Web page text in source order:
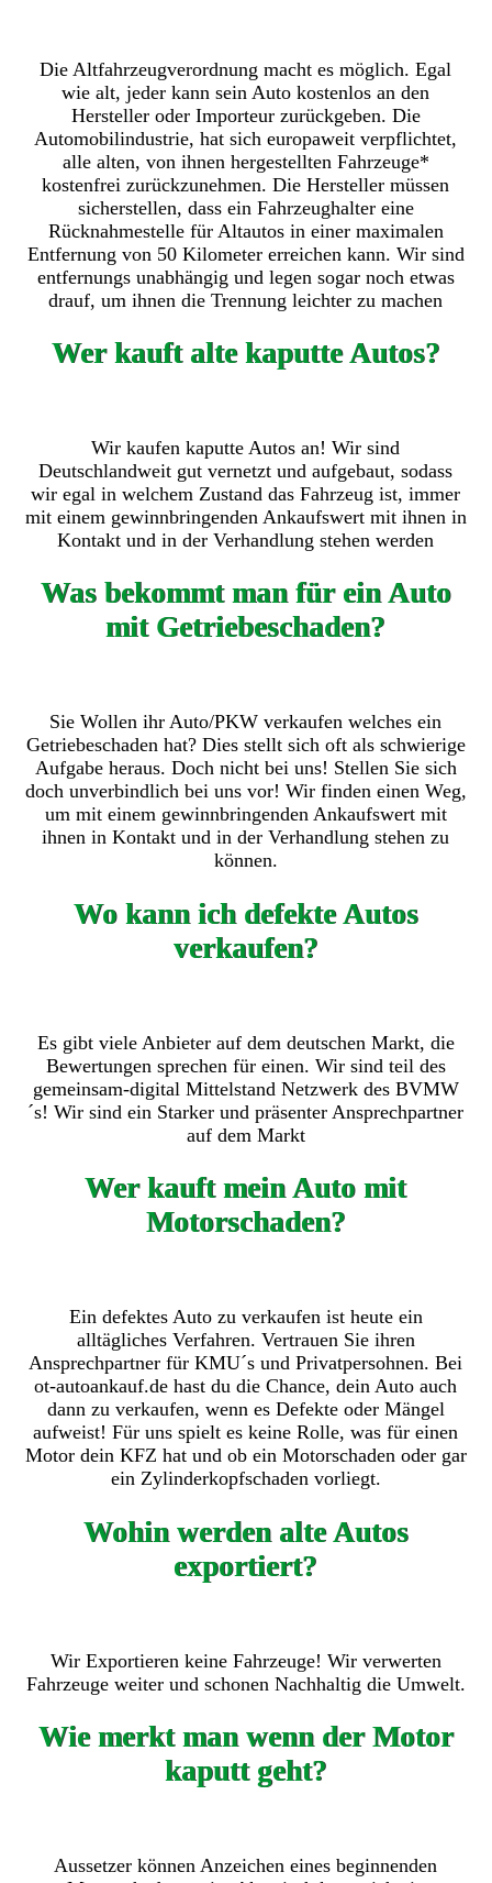
Die Altfahrzeugverordnung macht es möglich. Egal
wie alt, jeder kann sein Auto kostenlos an den
Hersteller oder Importeur zurückgeben. Die
Automobilindustrie, hat sich europaweit verpflichtet,
alle alten, von ihnen hergestellten Fahrzeuge*
kostenfrei zurückzunehmen. Die Hersteller müssen
sicherstellen, dass ein Fahrzeughalter eine
Rücknahmestelle für Altautos in einer maximalen
Entfernung von 50 Kilometer erreichen kann. Wir sind
entfernungs unabhängig und legen sogar noch etwas
drauf, um ihnen die Trennung leichter zu machen
Wer kauft alte kaputte Autos?
Wir kaufen kaputte Autos an! Wir sind
Deutschlandweit gut vernetzt und aufgebaut, sodass
wir egal in welchem Zustand das Fahrzeug ist, immer
mit einem gewinnbringenden Ankaufswert mit ihnen in
Kontakt und in der Verhandlung stehen werden
Was bekommt man für ein Auto
mit Getriebeschaden?
Sie Wollen ihr Auto/PKW verkaufen welches ein
Getriebeschaden hat? Dies stellt sich oft als schwierige
Aufgabe heraus. Doch nicht bei uns! Stellen Sie sich
doch unverbindlich bei uns vor! Wir finden einen Weg,
um mit einem gewinnbringenden Ankaufswert mit
ihnen in Kontakt und in der Verhandlung stehen zu
können.
Wo kann ich defekte Autos
verkaufen?
Es gibt viele Anbieter auf dem deutschen Markt, die
Bewertungen sprechen für einen. Wir sind teil des
gemeinsam-digital Mittelstand Netzwerk des BVMW
´s! Wir sind ein Starker und präsenter Ansprechpartner
auf dem Markt
Wer kauft mein Auto mit
Motorschaden?
Ein defektes Auto zu verkaufen ist heute ein
alltägliches Verfahren. Vertrauen Sie ihren
Ansprechpartner für KMU´s und Privatpersohnen. Bei
ot-autoankauf.de hast du die Chance, dein Auto auch
dann zu verkaufen, wenn es Defekte oder Mängel
aufweist! Für uns spielt es keine Rolle, was für einen
Motor dein KFZ hat und ob ein Motorschaden oder gar
ein Zylinderkopfschaden vorliegt.
Wohin werden alte Autos
exportiert?
Wir Exportieren keine Fahrzeuge! Wir verwerten
Fahrzeuge weiter und schonen Nachhaltig die Umwelt.
Wie merkt man wenn der Motor
kaputt geht?
Aussetzer können Anzeichen eines beginnenden